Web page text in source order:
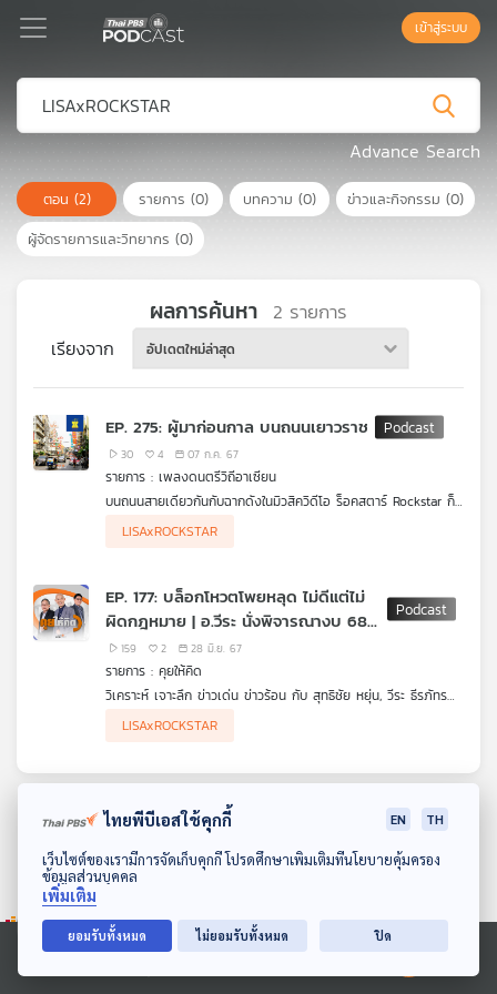
Podcast
เพล
ย์
ลิ
เพล
สต์
เพลง
และ
เกี่ยว
ดาวน์โหลด Thai PBS Podcast Application
Ⓒ 2020 องค์การกระจายเสียงและแพร่ภาพสาธารณะแห่งประเทศไทย
เข้าสู่ระบบ
Advance Search
ตอน (2) รายการ (0) บทความ (0) ข่าวและกิจกรรม (0)
ผู้จัดรายการและวิทยากร (0)
ผลการค้นหา 2 รายการ
เรียงจาก อัปเดตใหม่ล่าสุด
EP. 275: ผู้มาก่อนกาล บนถนนเยาวราช
30 4 07 ก.ค. 67
รายการ : เพลงดนตรีวิถีอาเซียน
บนถนนสายเดียวกันกับฉากดังในมิวสิควิดีโอ ร็อคสตาร์ Rockstar ก็
ที่มีประสบการณ์ร่วมกับสถานที่-ประวัติศาสตร์-ความทรงจำและ
แหล่พื้นบ้าน เพลงวัยรุ่นในอดีต เพลงร็อค เพลงฮิปฮอป และเพลง
ศาสนา ผ่านเสียงขับร้องของครูชัยชนะ บุนะโชติ เจินเจิน บุญสูงเนิน
โกไข่กับนายสน แมว จีรศักดิ์ ไทรอัมคิงดอมส์ ฯลฯ
LISAxROCKSTAR
EP. 177: บล็อกโหวตโพยหลุด ไม่ดีแต่ไม่
ผิดกฎหมาย | อ.วีระ นั่งพิจารณางบ 68 |
Rockstar Lisa
159 2 28 มิ.ย. 67
รายการ : คุยให้คิด
วิเคราะห์ เจาะลึก ข่าวเด่น ข่าวร้อน กับ สุทธิชัย หยุ่น, วีระ ธีรภัทร
- จับตา สว. ชุดใหม่ เชื่อมโยงการเมืองระดับชาติ
- อดีตนายกฯ สมชาย วงศ์สวัสดิ์ สอบตก สว.
- อ.วีระ นั่งกรรมาธิการพิจารณางบฯ 68
LISAxROCKSTAR
ไทยพีบีเอสใช้คุกกี้ EN TH
เว็บไซต์ของเรามีการจัดเก็บคุกกี้ โปรดศึกษาเพิ่มเติมที่นโยบายคุ้มครอง
ข้อมูลส่วนบุคคล
เพิ่มเติม
ยอมรับทั้งหมด ไม่ยอมรับทั้งหมด ปิด